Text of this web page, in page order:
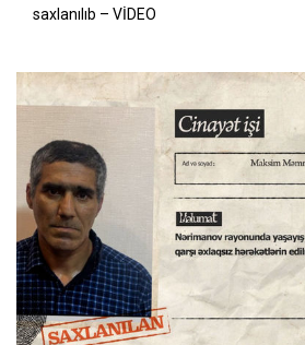
saxlanılıb – VİDEO